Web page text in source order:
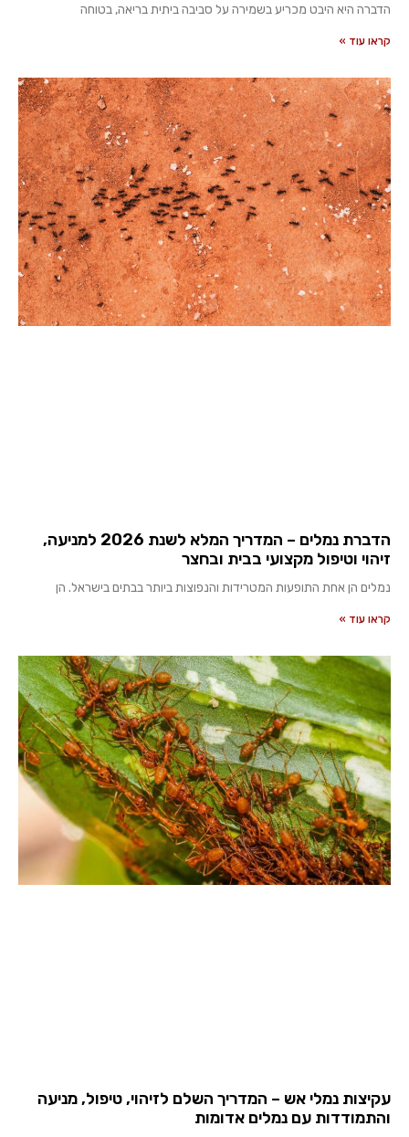
הדברה היא היבט מכריע בשמירה על סביבה ביתית בריאה, בטוחה
קראו עוד »
הדברת נמלים – המדריך המלא לשנת 2026 למניעה,
זיהוי וטיפול מקצועי בבית ובחצר
נמלים הן אחת התופעות המטרידות והנפוצות ביותר בבתים בישראל. הן
קראו עוד »
עקיצות נמלי אש – המדריך השלם לזיהוי, טיפול, מניעה
והתמודדות עם נמלים אדומות